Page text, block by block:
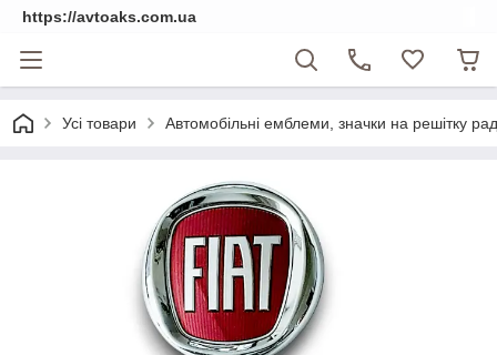
https://avtoaks.com.ua
Усі товари Автомобільні емблеми, значки на решітку